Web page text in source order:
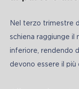
Nel terzo trimestre
schiena raggiunge il
inferiore, rendendo
devono essere il più